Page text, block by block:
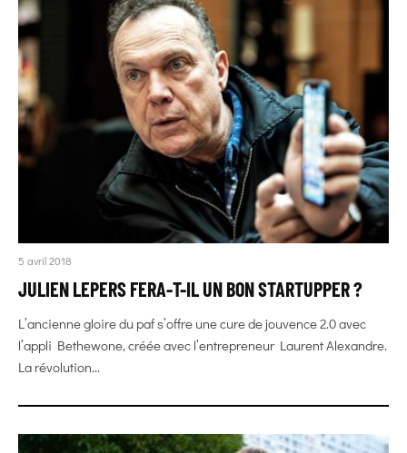
5 avril 2018
JULIEN LEPERS FERA-T-IL UN BON STARTUPPER ?
L’ancienne gloire du paf s’offre une cure de jouvence 2.0 avec
l’appli Bethewone, créée avec l’entrepreneur Laurent Alexandre.
La révolution...